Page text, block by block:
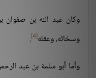
وكان عبد الله بن صفوان
وسخائه، وعقله[4]
.
وأما أبو سلمة بن عبد